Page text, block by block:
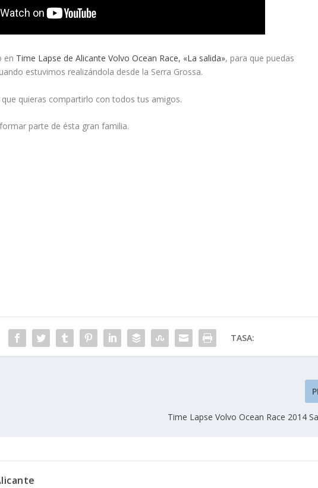
en Time Lapse de Alicante Volvo Ocean Race, «La salida», para que puedas
estuvimos realizándola desde la Serra Grossa.
quieras compartirlo con todos tus amigos.
parte de ésta gran familia.
TASA:
Time Lapse Volvo Ocean Race 2014